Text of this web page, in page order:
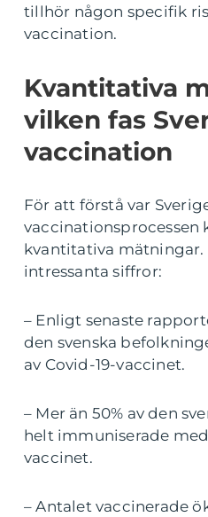
tillhör någon specifik
vaccination.
Kvantitativa
vilken fas
vaccination
För att förstå var
vaccinationsprocessen
kvantitativa mätningar.
intressanta siffror:
– Enligt senaste
den svenska
av Covid-19-vaccinet.
– Mer än 50% av den
helt immuniserade
vaccinet.
– Antalet vaccinerade